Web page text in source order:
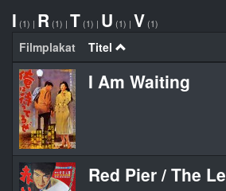
I (1) | R (1) | T (1) | U (1) | V (1)
Filmplakat Titel
I Am Waiting
Red Pier / The